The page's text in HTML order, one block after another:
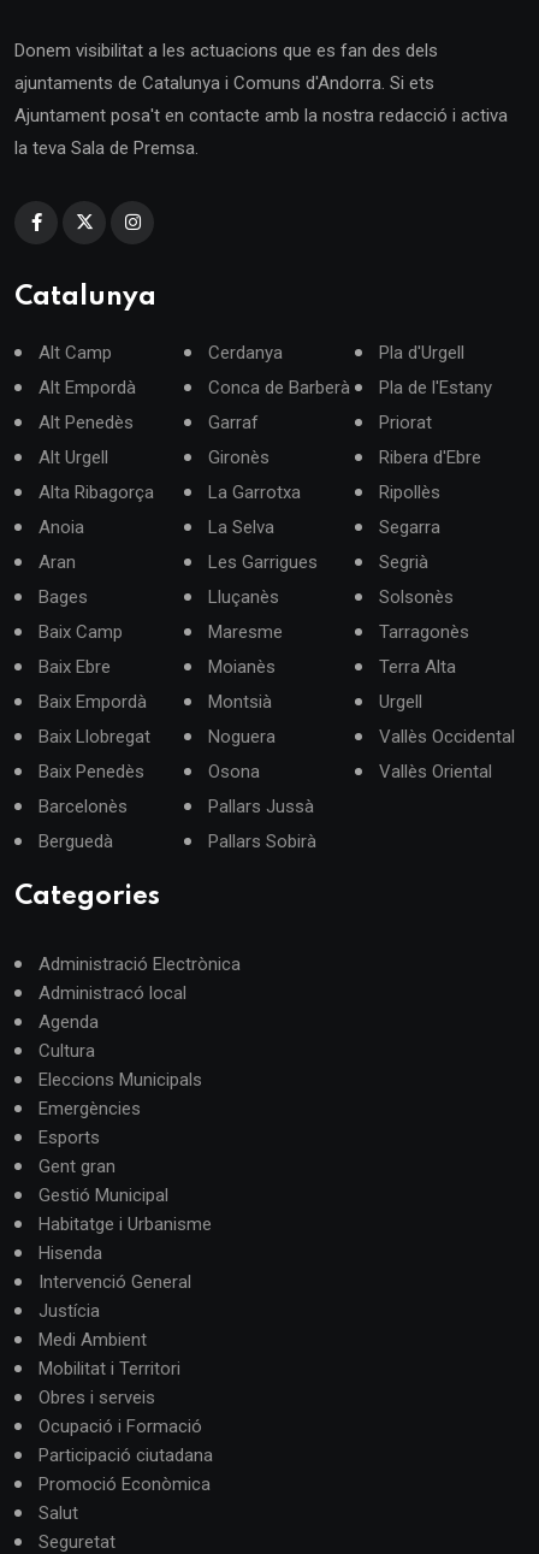
Donem visibilitat a les actuacions que es fan des dels
ajuntaments de Catalunya i Comuns d'Andorra. Si ets
Ajuntament posa't en contacte amb la nostra redacció i activa
la teva Sala de Premsa.
Catalunya
Alt Camp
Alt Empordà
Alt Penedès
Alt Urgell
Alta Ribagorça
Anoia
Aran
Bages
Baix Camp
Baix Ebre
Baix Empordà
Baix Llobregat
Baix Penedès
Barcelonès
Berguedà
Cerdanya
Conca de Barberà
Garraf
Gironès
La Garrotxa
La Selva
Les Garrigues
Lluçanès
Maresme
Moianès
Montsià
Noguera
Osona
Pallars Jussà
Pallars Sobirà
Pla d'Urgell
Pla de l'Estany
Priorat
Ribera d'Ebre
Ripollès
Segarra
Segrià
Solsonès
Tarragonès
Terra Alta
Urgell
Vallès Occidental
Vallès Oriental
Categories
Administració Electrònica
Administracó local
Agenda
Cultura
Eleccions Municipals
Emergències
Esports
Gent gran
Gestió Municipal
Habitatge i Urbanisme
Hisenda
Intervenció General
Justícia
Medi Ambient
Mobilitat i Territori
Obres i serveis
Ocupació i Formació
Participació ciutadana
Promoció Econòmica
Salut
Seguretat